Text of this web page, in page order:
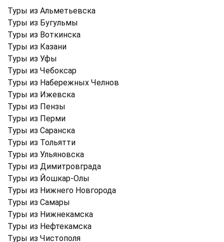
Туры из Альметьевска
Туры из Бугульмы
Туры из Воткинска
Туры из Казани
Туры из Уфы
Туры из Чебоксар
Туры из Набережных Челнов
Туры из Ижевска
Туры из Пензы
Туры из Перми
Туры из Саранска
Туры из Тольятти
Туры из Ульяновска
Туры из Димитровграда
Туры из Йошкар-Олы
Туры из Нижнего Новгорода
Туры из Самары
Туры из Нижнекамска
Туры из Нефтекамска
Туры из Чистополя